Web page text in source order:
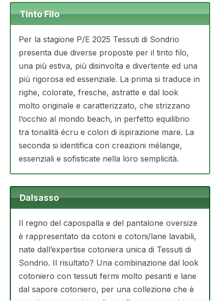
Tinto Filo
Per la stagione P/E 2025 Tessuti di Sondrio
presenta due diverse proposte per il tinto filo,
una più estiva, più disinvolta e divertente ed una
più rigorosa ed essenziale. La prima si traduce in
righe, colorate, fresche, astratte e dal look
molto originale e caratterizzato, che strizzano
l’occhio al mondo beach, in perfetto equilibrio
tra tonalità écru e colori di ispirazione mare. La
seconda si identifica con creazioni mélange,
essenziali e sofisticate nella loro semplicità.
Dalsasso
Il regno del capospalla e del pantalone oversize
è rappresentato da cotoni e cotoni/lane lavabili,
nate dall’expertise cotoniera unica di Tessuti di
Sondrio. Il risultato? Una combinazione dal look
cotoniero con tessuti fermi molto pesanti e lane
dal sapore cotoniero, per una collezione che è